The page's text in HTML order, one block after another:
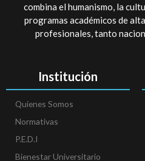
combina el humanismo, la
programas académicos de
profesionales, tanto
Institución
Quienes Somos
Normativas
P.E.D.I
Bienestar Universitario